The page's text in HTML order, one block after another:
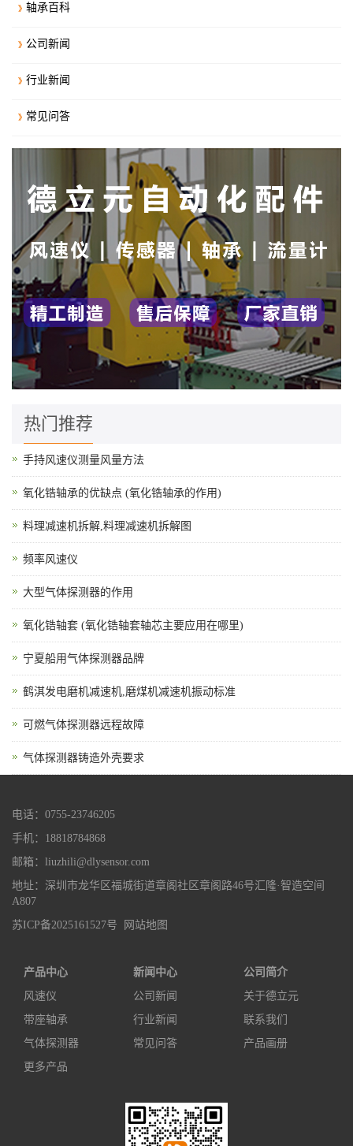
轴承百科
公司新闻
行业新闻
常见问答
热门推荐
手持风速仪测量风量方法
氧化锆轴承的优缺点 (氧化锆轴承的作用)
料理减速机拆解,料理减速机拆解图
频率风速仪
大型气体探测器的作用
氧化锆轴套 (氧化锆轴套轴芯主要应用在哪里)
宁夏船用气体探测器品牌
鹤淇发电磨机减速机,磨煤机减速机振动标准
可燃气体探测器远程故障
气体探测器铸造外壳要求
电话：0755-23746205
手机：18818784868
邮箱：liuzhili@dlysensor.com
地址：深圳市龙华区福城街道章阁社区章阁路46号汇隆·智造空间
A807
苏ICP备2025161527号
网站地图
产品中心
风速仪
带座轴承
气体探测器
更多产品
新闻中心
公司新闻
行业新闻
常见问答
公司简介
关于德立元
联系我们
产品画册